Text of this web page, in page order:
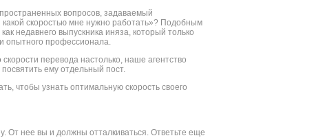
вопросов, задаваемый
скоростью мне нужно работать»? Подобным
недавнего выпускника иняза, который только
и опытного профессионала.
скорости перевода настолько, наше агентство
ему отдельный пост.
чтобы узнать оптимальную скорость своего
От нее вы и должны отталкиваться. Ответьте еще